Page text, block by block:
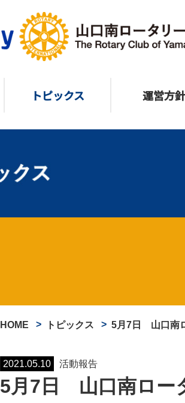
トピックス 運営方針
HOME トピックス 5月7日 山口南
2021.05.10 活動報告
5月7日 山口南ロー